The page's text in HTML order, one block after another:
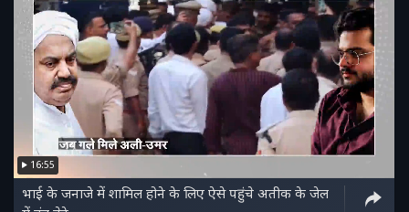
16:55
भाई के जनाजे में शामिल होने के लिए ऐसे पहुंचे अतीक के जेल